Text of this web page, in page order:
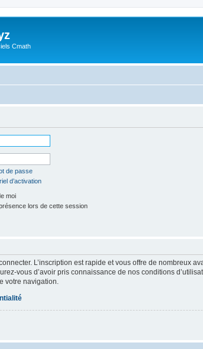
Cmath
de passe
d’activation
moi
lors de cette session
L’inscription est rapide et vous offre de nombreux
vous d’avoir pris connaissance de nos conditions
votre navigation.